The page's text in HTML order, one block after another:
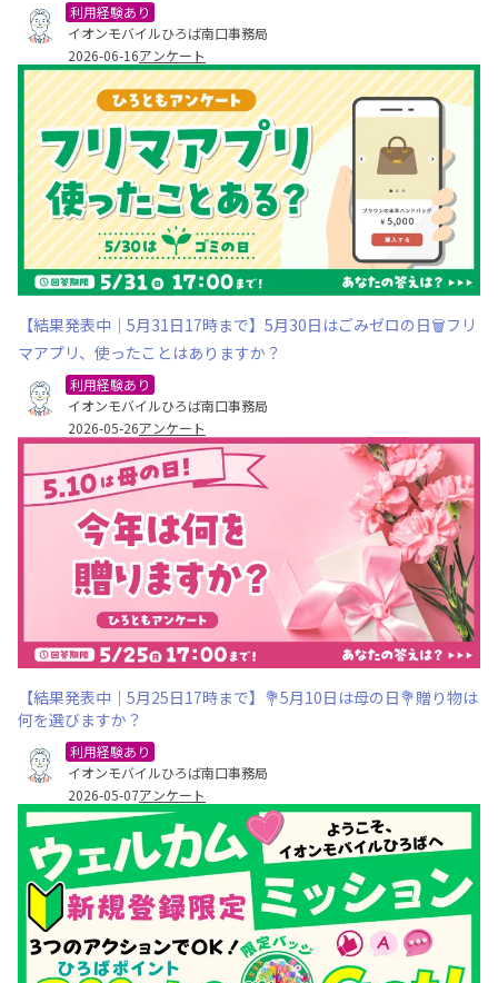
利用経験あり
イオンモバイルひろば南口事務局
2026-06-16アンケート
【結果発表中｜5月31日17時まで】5月30日はごみゼロの日🗑️フリ
マアプリ、使ったことはありますか？
利用経験あり
イオンモバイルひろば南口事務局
2026-05-26アンケート
【結果発表中｜5月25日17時まで】💐5月10日は母の日💐贈り物は
何を選びますか？
利用経験あり
イオンモバイルひろば南口事務局
2026-05-07アンケート